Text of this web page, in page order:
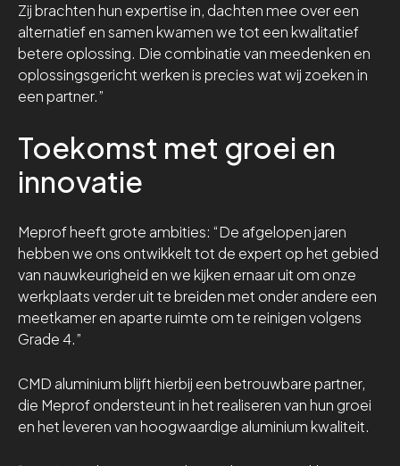
Zij brachten hun expertise in, dachten mee over een
alternatief en samen kwamen we tot een kwalitatief
betere oplossing. Die combinatie van meedenken en
oplossingsgericht werken is precies wat wij zoeken in
een partner.”
Toekomst met groei en
innovatie
Meprof heeft grote ambities: “De afgelopen jaren
hebben we ons ontwikkelt tot de expert op het gebied
van nauwkeurigheid en we kijken ernaar uit om onze
werkplaats verder uit te breiden met onder andere een
meetkamer en aparte ruimte om te reinigen volgens
Grade 4.”
CMD aluminium blijft hierbij een betrouwbare partner,
die Meprof ondersteunt in het realiseren van hun groei
en het leveren van hoogwaardige aluminium kwaliteit.